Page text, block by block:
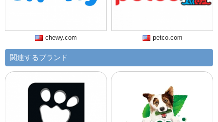
chewy.com petco.com
関連するブランド